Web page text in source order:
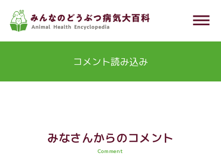
テ
dehaze
コメント読み込み
みなさんからのコメント
Comment